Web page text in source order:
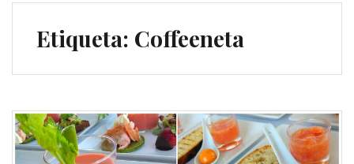
Etiqueta: Coffeeneta